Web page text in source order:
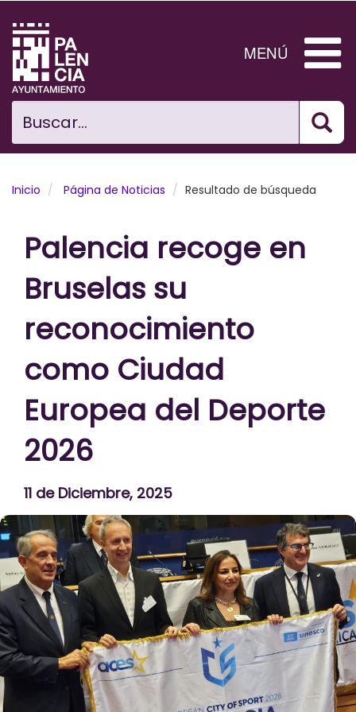
contenido
principal
Buscar...
MENÚ
Ciudad
El Ayuntamiento
Noticias
Areas municipales
Tramita
Inicio Página de Noticias Resultado de búsqueda
Palencia recoge en
Bruselas su
reconocimiento
como Ciudad
Europea del Deporte
2026
11 de Diciembre, 2025